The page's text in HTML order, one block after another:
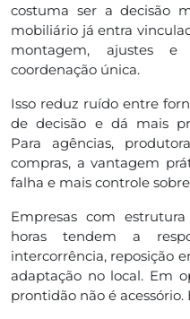
costuma ser a decisão
mobiliário já entra
montagem, ajustes e
coordenação única.
Isso reduz ruído entre
de decisão e dá mais
Para agências,
compras, a vantagem
falha e mais controle
Empresas com
horas tendem a
intercorrência, reposição
adaptação no local. Em
prontidão não é acessório.